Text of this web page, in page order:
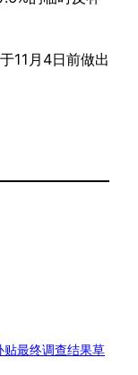
11月4日前做出
最终调查结果草